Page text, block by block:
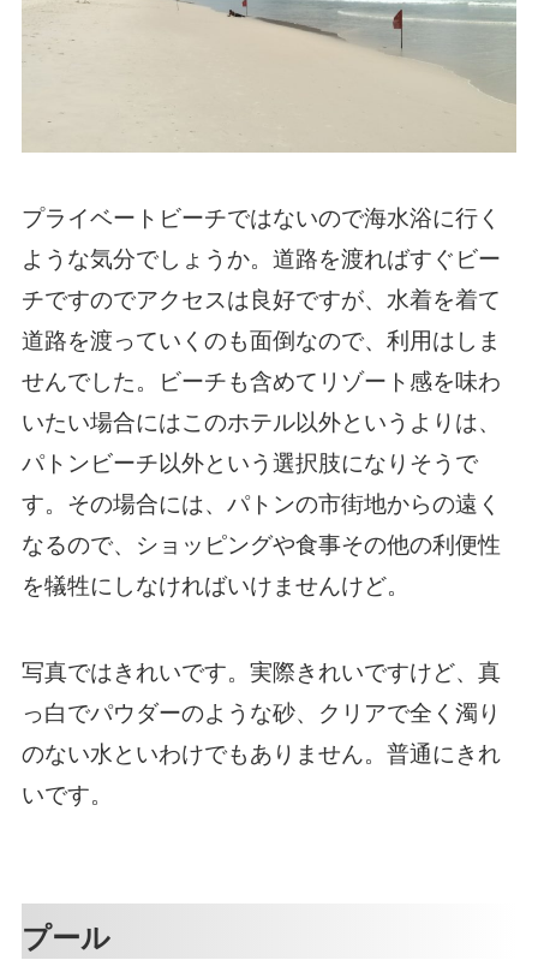
プライベートビーチではないので海水浴に行く
ような気分でしょうか。道路を渡ればすぐビー
チですのでアクセスは良好ですが、水着を着て
道路を渡っていくのも面倒なので、利用はしま
せんでした。ビーチも含めてリゾート感を味わ
いたい場合にはこのホテル以外というよりは、
パトンビーチ以外という選択肢になりそうで
す。その場合には、パトンの市街地からの遠く
なるので、ショッピングや食事その他の利便性
を犠牲にしなければいけませんけど。
写真ではきれいです。実際きれいですけど、真
っ白でパウダーのような砂、クリアで全く濁り
のない水といわけでもありません。普通にきれ
いです。
プール